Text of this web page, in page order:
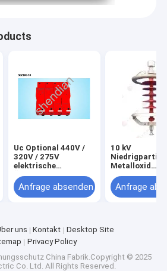
Uc Optional 440V /
320V / 275V
elektrische
Überspannungsschutzvorrichtungen
LY2
Anfrage absenden
10 kV
Metalloxid
für
Anfrage
uns Kontakt
Desktop Site
Privacy Policy
China Fabrik.Copyright © 2025
Co. Ltd. All Rights Reserved.